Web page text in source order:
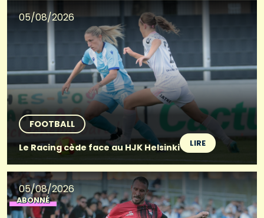
05/08/2026
FOOTBALL
Le Racing cède face au HJK Helsinki
LIRE
05/08/2026
ABONNÉ